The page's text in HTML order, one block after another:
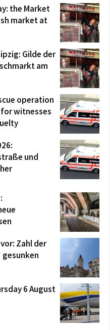
the Market
market at
Gilde der
am
operation
witnesses
und
Zahl der
gesunken
6 August